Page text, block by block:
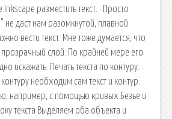
разместить текст. · Просто
не даст нам разомкнутой, плавной
вести текст. Мне тоже думается, что
слой. По крайней мере его
искажать. Печать текста по контуру.
необходим сам текст и контур.
например, с помощью кривых Безье и
текста Выделяем оба объекта и